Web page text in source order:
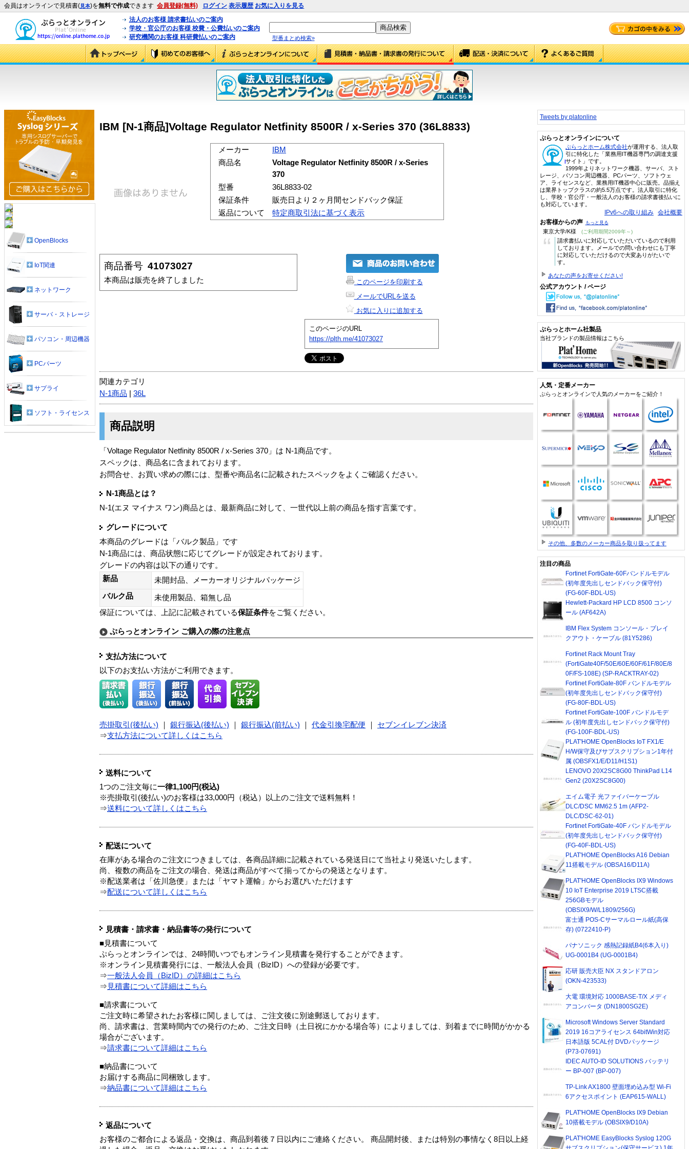
会員はオンラインで見積書(見本)を無料で作成できます 会員登録(無料) ログイン 表示履歴 お気に入りを見る
法人のお客様 請求書払いのご案内
学校・官公庁のお客様 校費・公費払いのご案内
研究機関のお客様 科研費払いのご案内
型番まとめ検索»
IBM [N-1商品]Voltage Regulator Netfinity 8500R / x-Series 370 (36L8833)
メーカー
IBM
商品名
Voltage Regulator Netfinity 8500R / x-Series
370
型番
36L8833-02
保証条件
販売日より２ヶ月間センドバック保証
返品について
特定商取引法に基づく表示
商品番号 41073027
本商品は販売を終了しました
このページを印刷する
メールでURLを送る
お気に入りに追加する
このページのURL
https://plth.me/41073027
関連カテゴリ
N-1商品
36L
商品説明
「Voltage Regulator Netfinity 8500R / x-Series 370」は N-1商品です。
スペックは、商品名に含まれております。
お問合せ、お買い求めの際には、型番や商品名に記載されたスペックをよくご確認ください。
N-1商品とは？
N-1(エヌ マイナス ワン)商品とは、最新商品に対して、一世代以上前の商品を指す言葉です。
グレードについて
本商品のグレードは「バルク製品」です
N-1商品には、商品状態に応じてグレードが設定されております。
グレードの内容は以下の通りです。
新品
未開封品、メーカーオリジナルパッケージ
バルク品
未使用製品、箱無し品
保証については、上記に記載されている保証条件をご覧ください。
ぷらっとオンライン ご購入の際の注意点
支払方法について
以下のお支払い方法がご利用できます。
売掛取引(後払い) 銀行振込(後払い) 銀行振込(前払い) 代金引換宅配便
セブンイレブン決済
⇒支払方法について詳しくはこちら
送料について
1つのご注文毎に一律1,100円(税込)
※売掛取引(後払い)のお客様は33,000円（税込）以上のご注文で送料無料！
⇒送料について詳しくはこちら
配送について
在庫がある場合のご注文につきましては、各商品詳細に記載されている発送日にて当社より発送いたします。
尚、複数の商品をご注文の場合、発送は商品がすべて揃ってからの発送となります。
※配送業者は「佐川急便」または「ヤマト運輸」からお選びいただけます
⇒配送について詳しくはこちら
見積書・請求書・納品書等の発行について
■見積書について
ぷらっとオンラインでは、24時間いつでもオンライン見積書を発行することができます。
※オンライン見積書発行には、一般法人会員（BizID）への登録が必要です。
⇒一般法人会員（BizID）の詳細はこちら
⇒ 見積書について詳細はこちら
■請求書について
ご注文時に希望されたお客様に関しましては、ご注文後に別途郵送しております。
尚、請求書は、営業時間内での発行のため、ご注文日時（土日祝にかかる場合等）によりましては、到着までに時間がかかる
場合がございます。
⇒請求書について詳細はこちら
■納品書について
お届けする商品に同梱致します。
⇒納品書について詳細はこちら
返品について
お客様のご都合による返品・交換は、商品到着後７日以内にご連絡ください。 商品開封後、または特別の事情なく8日以上経
OpenBlocks
IoT関連
ネットワーク
サーバ・ストレージ
パソコン・周辺機器
PCパーツ
サプライ
ソフト・ライセンス
Tweets by platonline
ぷらっとオンラインについて
ぷらっとホーム株式会社が運用する、法人取
引に特化した「業務用IT機器専門の調達支援
サイト」です。
1999年よりネットワーク機器、サーバ、スト
レージ、パソコン周辺機器、PCパーツ、ソフトウェ
ア、ライセンスなど、業務用IT機器中心に販売。品揃え
は業界トップクラスの約5.5万点です。法人取引に特化
し、学校・官公庁・一般法人のお客様の請求書後払いに
も対応しています。
IPv6への取り組み 会社概要
お客様からの声 もっと見る
東京大学/K様 (ご利用期間2009年～)
“
請求書払いに対応していただいているので利用
しております。メールでの問い合わせにも丁寧
に対応していただけるので大変ありがたいで
す。
あなたの声をお寄せください!
公式アカウント / ページ
ぷらっとホーム社製品
当社ブランドの製品情報はこちら
人気・定番メーカー
ぷらっとオンラインで人気のメーカーをご紹介！
その他、多数のメーカー商品を取り扱ってます
注目の商品
Fortinet FortiGate-60Fバンドルモデル
(初年度先出しセンドバック保守付)
(FG-60F-BDL-US)
Hewlett-Packard HP LCD 8500 コンソ
ール (AF642A)
IBM Flex System コンソール・ブレイ
クアウト・ケーブル (81Y5286)
Fortinet Rack Mount Tray
(FortiGate40F/50E/60E/60F/61F/80E/8
0F/FS-108E) (SP-RACKTRAY-02)
Fortinet FortiGate-80F バンドルモデル
(初年度先出しセンドバック保守付)
(FG-80F-BDL-US)
Fortinet FortiGate-100F バンドルモデ
ル (初年度先出しセンドバック保守付)
(FG-100F-BDL-US)
PLAT'HOME OpenBlocks IoT FX1/E
H/W保守及びサブスクリプション1年付
属 (OBSFX1/E/D11/H1S1)
LENOVO 20X2SC8G00 ThinkPad L14
Gen2 (20X2SC8G00)
エイム電子 光ファイバーケーブル
DLC/DSC MM62.5 1m (AFP2-
DLC/DSC-62-01)
Fortinet FortiGate-40F バンドルモデル
(初年度先出しセンドバック保守付)
(FG-40F-BDL-US)
PLAT'HOME OpenBlocks A16 Debian
11搭載モデル (OBSA16/D11A)
PLAT'HOME OpenBlocks IX9 Windows
10 IoT Enterprise 2019 LTSC搭載
256GBモデル
(OBSIX9/W/L1809/256G)
富士通 POS-Cサーマルロール紙(高保
存) (0722410-P)
パナソニック 感熱記録紙B4(6本入り)
UG-0001B4 (UG-0001B4)
応研 販売大臣 NX スタンドアロン
(OKN-423533)
大電 環境対応 1000BASE-T/X メディ
アコンバータ (DN1800SG2E)
Microsoft Windows Server Standard
2019 16コアライセンス 64bitWin対応
日本語版 5CAL付 DVDパッケージ
(P73-07691)
IDEC AUTO-ID SOLUTIONS バッテリ
ー BP-007 (BP-007)
TP-Link AX1800 壁面埋め込み型 Wi-Fi
6アクセスポイント (EAP615-WALL)
PLAT'HOME OpenBlocks IX9 Debian
10搭載モデル (OBSIX9/D10A)
PLAT'HOME EasyBlocks Syslog 120G